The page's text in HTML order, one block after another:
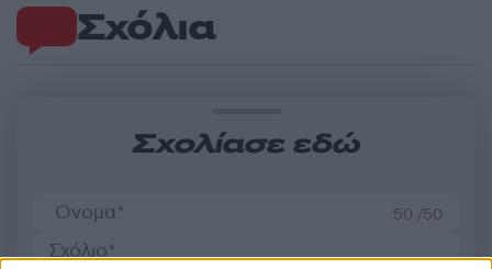
Σχόλια
Σχολίασε εδώ
50 /50